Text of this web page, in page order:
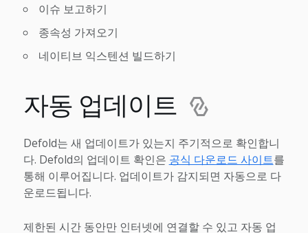
이슈 보고하기
종속성 가져오기
네이티브 익스텐션 빌드하기
자동 업데이트
Defold는 새 업데이트가 있는지 주기적으로 확인합니
다. Defold의 업데이트 확인은 공식 다운로드 사이트를
통해 이루어집니다. 업데이트가 감지되면 자동으로 다
운로드됩니다.
제한된 시간 동안만 인터넷에 연결할 수 있고 자동 업